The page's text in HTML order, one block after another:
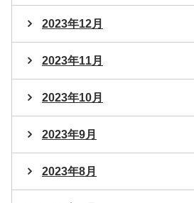
2023年12月
2023年11月
2023年10月
2023年9月
2023年8月